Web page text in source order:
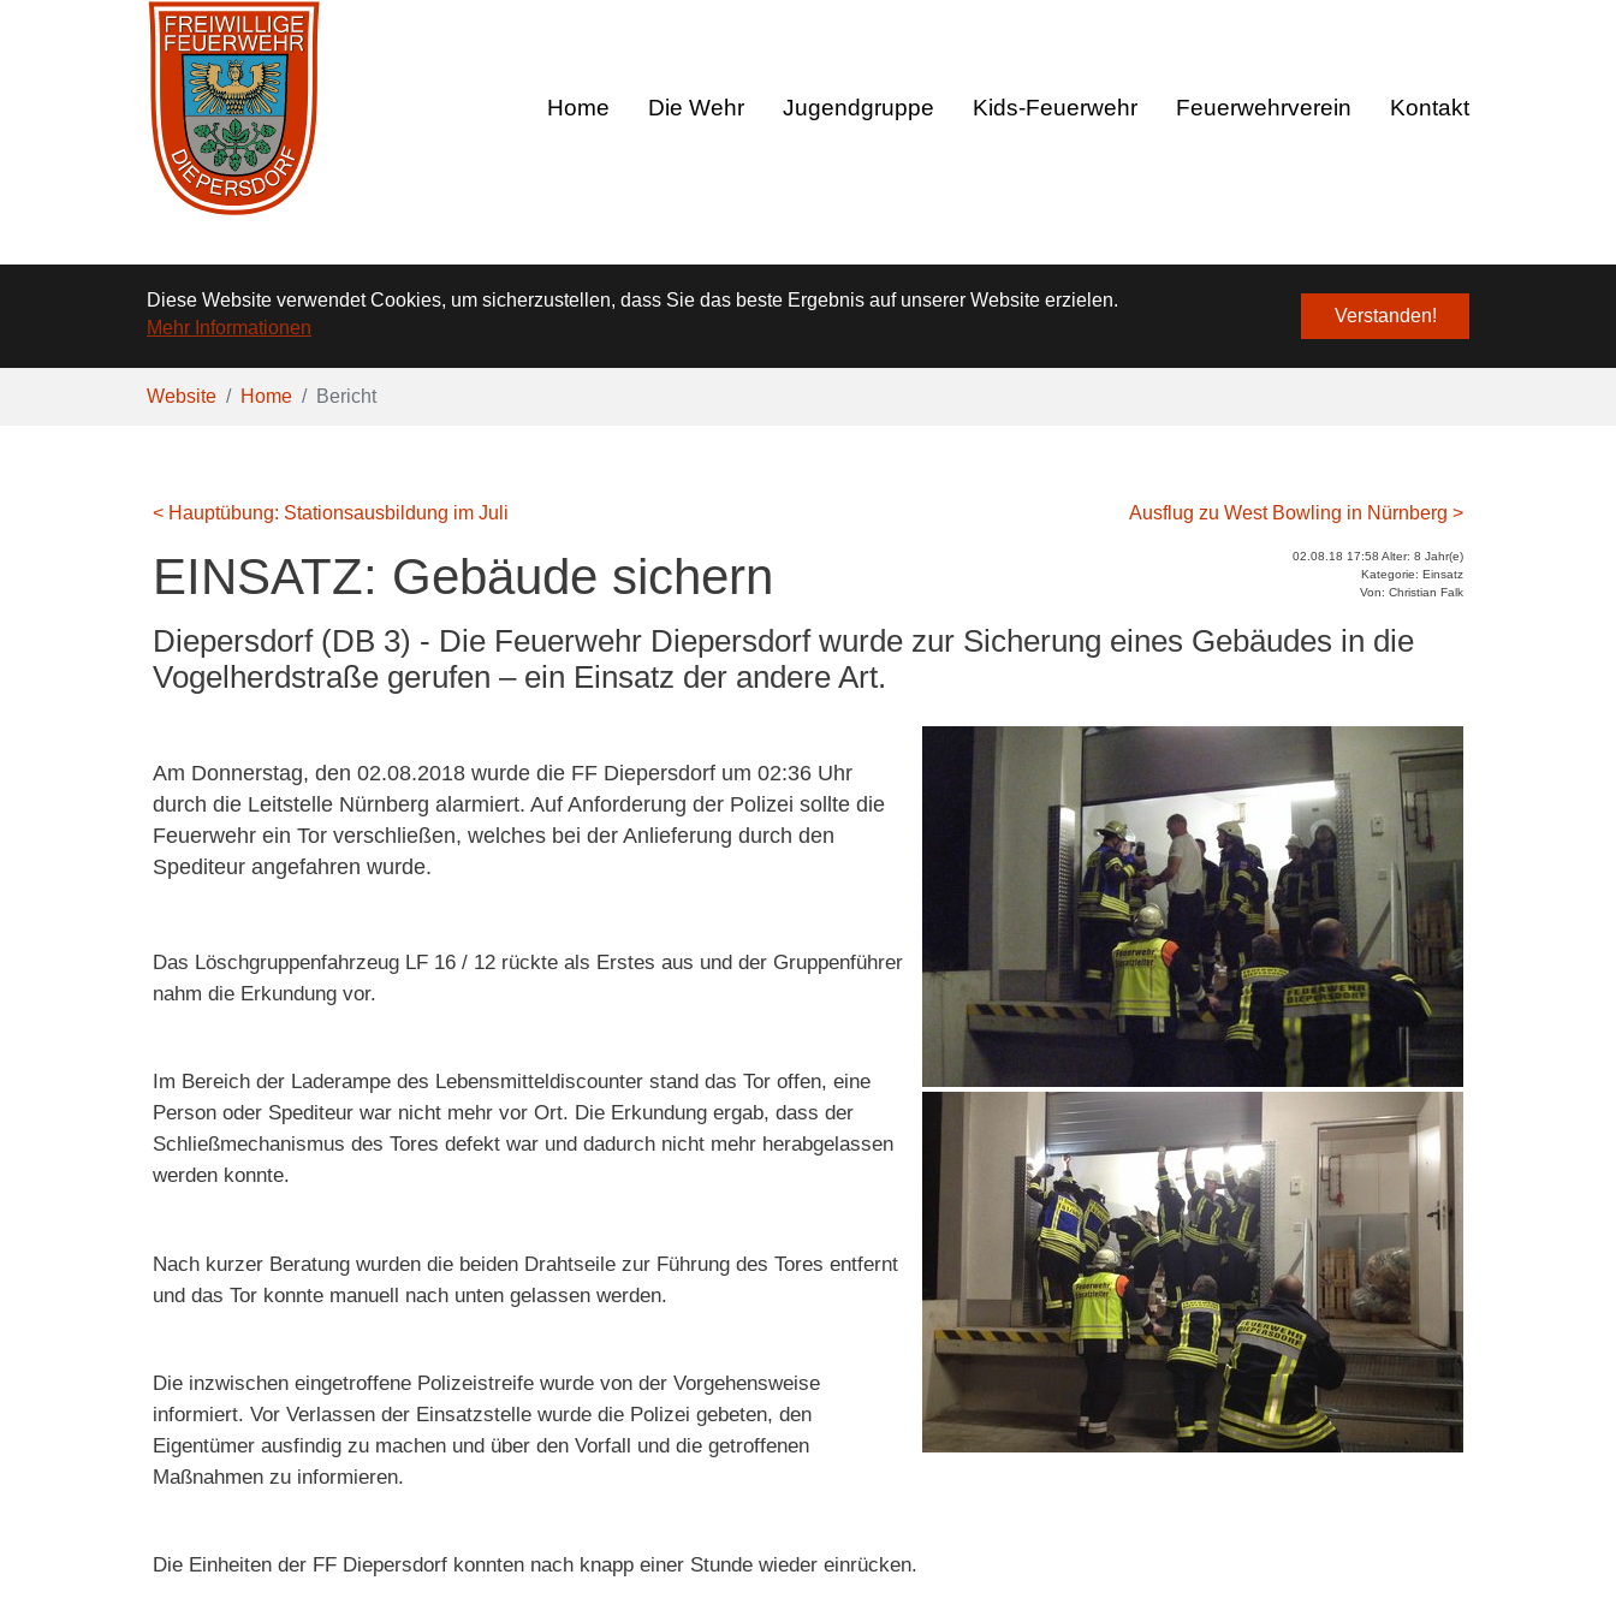
Diese Website verwendet Cookies, um sicherzustellen, dass Sie das beste Ergebnis auf unserer Website erzielen.
Mehr Informationen
Verstanden!
Home Die Wehr Jugendgruppe Kids-Feuerwehr Feuerwehrverein Kontakt
Sie sind hier:
Website Home Bericht
Ausflug zu West Bowling in Nürnberg >
< Hauptübung: Stationsausbildung im Juli
02.08.18 17:58 Alter: 8 Jahr(e)
Kategorie: Einsatz
Von: Christian Falk
EINSATZ: Gebäude sichern
Diepersdorf (DB 3) - Die Feuerwehr Diepersdorf wurde zur Sicherung eines Gebäudes in die
Vogelherdstraße gerufen – ein Einsatz der andere Art.
Am Donnerstag, den 02.08.2018 wurde die FF Diepersdorf um 02:36 Uhr
durch die Leitstelle Nürnberg alarmiert. Auf Anforderung der Polizei sollte die
Feuerwehr ein Tor verschließen, welches bei der Anlieferung durch den
Spediteur angefahren wurde.
Das Löschgruppenfahrzeug LF 16 / 12 rückte als Erstes aus und der Gruppenführer
nahm die Erkundung vor.
Im Bereich der Laderampe des Lebensmitteldiscounter stand das Tor offen, eine
Person oder Spediteur war nicht mehr vor Ort. Die Erkundung ergab, dass der
Schließmechanismus des Tores defekt war und dadurch nicht mehr herabgelassen
werden konnte.
Nach kurzer Beratung wurden die beiden Drahtseile zur Führung des Tores entfernt
und das Tor konnte manuell nach unten gelassen werden.
Die inzwischen eingetroffene Polizeistreife wurde von der Vorgehensweise
informiert. Vor Verlassen der Einsatzstelle wurde die Polizei gebeten, den
Eigentümer ausfindig zu machen und über den Vorfall und die getroffenen
Maßnahmen zu informieren.
Die Einheiten der FF Diepersdorf konnten nach knapp einer Stunde wieder einrücken.